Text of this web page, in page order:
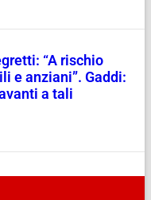
“A rischio
e anziani”. Gaddi:
a tali